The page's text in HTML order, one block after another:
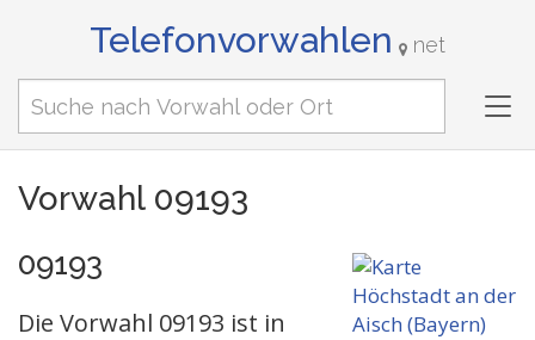
Telefonvorwahlen net
Vorwahl 09193
09193
Die Vorwahl 09193 ist in